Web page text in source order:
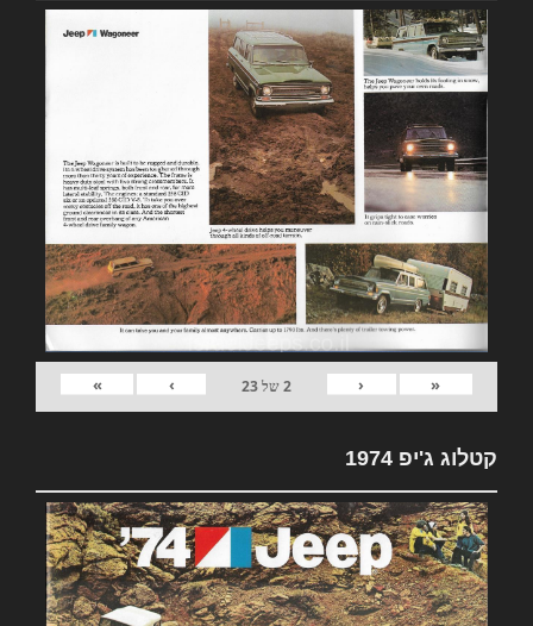
«
‹
2של23
›
»
קטלוג ג'יפ 1974